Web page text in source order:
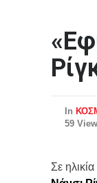
In
59
Σε